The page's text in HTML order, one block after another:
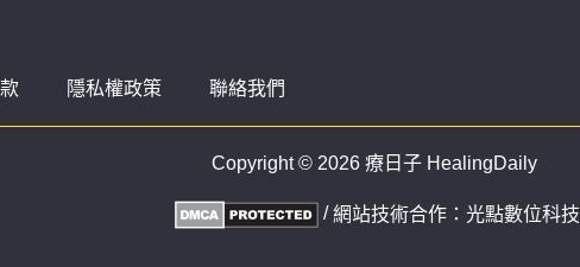
隱私權政策 聯絡我們
Copyright © 2026 療日子 HealingDaily
/網站技術合作： 光點數位科技